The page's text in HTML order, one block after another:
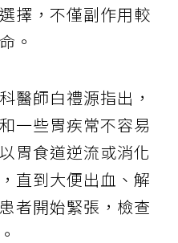
擇，不僅副作用較
。
醫師白禮源指出，
一些胃疾常不容易
胃食道逆流或消化
直到大便出血、解
者開始緊張，檢查